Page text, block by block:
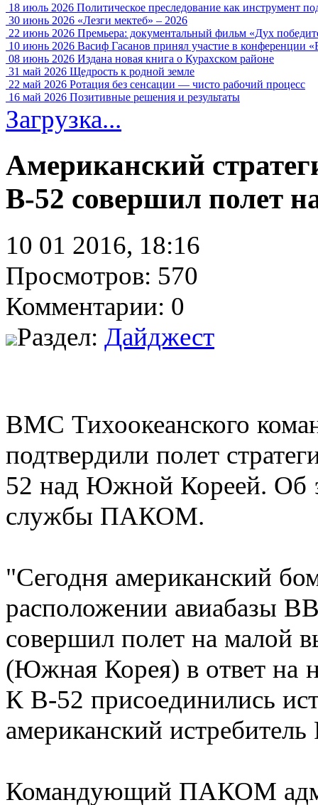
18 июль 2026 Политическое преследование как инструмент
30 июнь 2026 «Лезги мектеб» – 2026
22 июнь 2026 Премьера: документальный фильм «Дух
10 июнь 2026 Васиф Гасанов принял участие в конференции
08 июнь 2026 Издана новая книга о Курахском районе
31 май 2026 Щедрость к родной земле
22 май 2026 Ротация без сенсации — чисто рабочий процесс
16 май 2026 Позитивные решения и результаты
Загрузка...
Американский
В-52 совершил полет
10 01 2016, 18:16
Просмотров: 570
Комментарии: 0
Раздел: Дайджест
ВМС Тихоокеанского
подтвердили полет
52 над Южной Кореей. Об
службы ПАКОМ.
"Сегодня американский
расположении авиабазы
совершил полет на малой
(Южная Корея) в ответ на
К В-52 присоединились
американский
Командующий ПАКОМ